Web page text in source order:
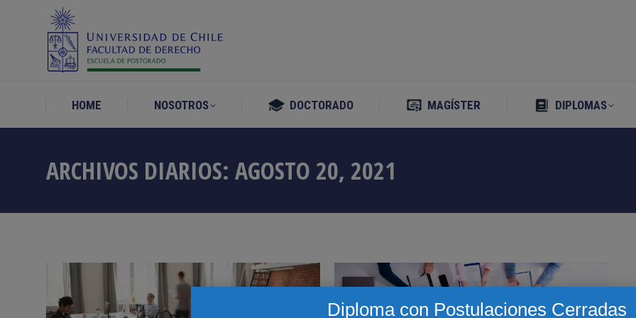
HOME NOSOTROS DOCTORADO MAGÍSTER DIPLOMAS
ARCHIVOS DIARIOS: AGOSTO 20, 2021
Diploma con Postulaciones Cerradas
HOME